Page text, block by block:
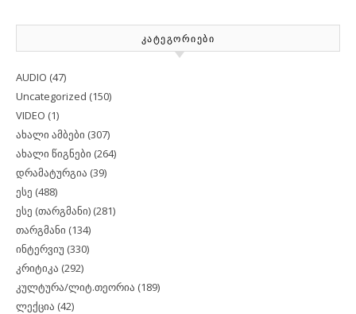
ᲙᲐᲢᲔᲒᲝᲠᲘᲔᲑᲘ
AUDIO (47)
Uncategorized (150)
VIDEO (1)
ახალი ამბები (307)
ახალი წიგნები (264)
დრამატურგია (39)
ესე (488)
ესე (თარგმანი) (281)
თარგმანი (134)
ინტერვიუ (330)
კრიტიკა (292)
კულტურა/ლიტ.თეორია (189)
ლექცია (42)